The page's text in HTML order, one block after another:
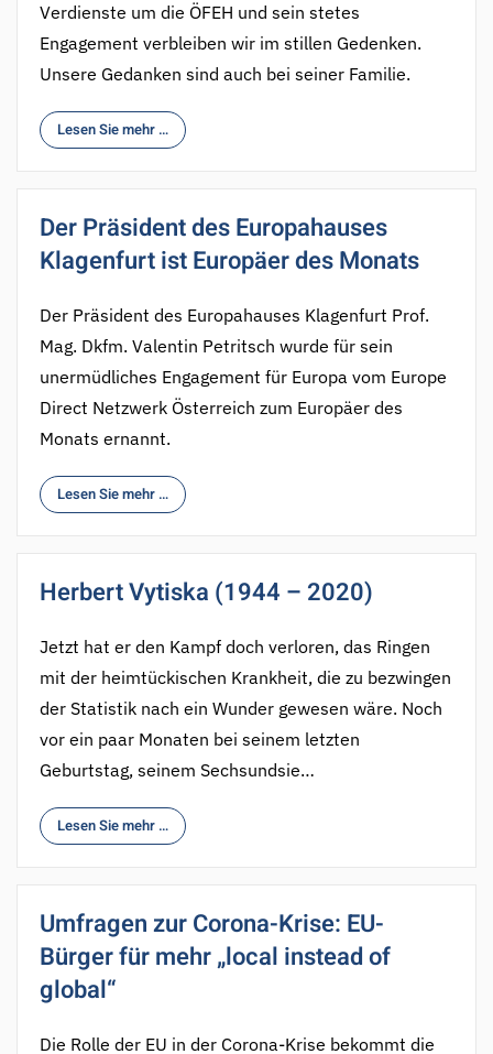
Verdienste um die ÖFEH und sein stetes
Engagement verbleiben wir im stillen Gedenken.
Unsere Gedanken sind auch bei seiner Familie.
Lesen Sie mehr …
Der Präsident des Europahauses
Klagenfurt ist Europäer des Monats
Der Präsident des Europahauses Klagenfurt Prof.
Mag. Dkfm. Valentin Petritsch wurde für sein
unermüdliches Engagement für Europa vom Europe
Direct Netzwerk Österreich zum Europäer des
Monats ernannt.
Lesen Sie mehr …
Herbert Vytiska (1944 – 2020)
Jetzt hat er den Kampf doch verloren, das Ringen
mit der heimtückischen Krankheit, die zu bezwingen
der Statistik nach ein Wunder gewesen wäre. Noch
vor ein paar Monaten bei seinem letzten
Geburtstag, seinem Sechsundsie…
Lesen Sie mehr …
Umfragen zur Corona-Krise: EU-
Bürger für mehr „local instead of
global“
Die Rolle der EU in der Corona-Krise bekommt die